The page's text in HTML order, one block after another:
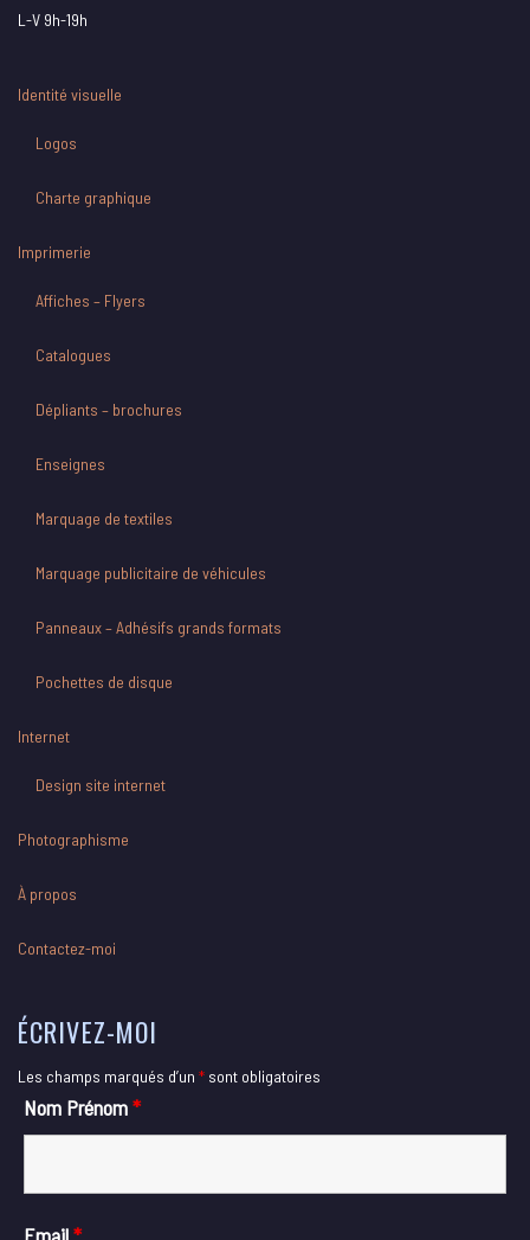
L-V 9h-19h
Identité visuelle
Logos
Charte graphique
Imprimerie
Affiches – Flyers
Catalogues
Dépliants – brochures
Enseignes
Marquage de textiles
Marquage publicitaire de véhicules
Panneaux – Adhésifs grands formats
Pochettes de disque
Internet
Design site internet
Photographisme
À propos
Contactez-moi
ÉCRIVEZ-MOI
Les champs marqués d’un * sont obligatoires
Nom Prénom*